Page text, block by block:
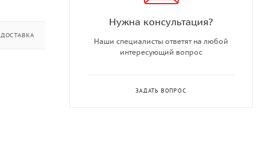
ДОСТАВКА
Нужна консультация?
Наши специалисты ответят на любой
интересующий вопрос
ЗАДАТЬ ВОПРОС